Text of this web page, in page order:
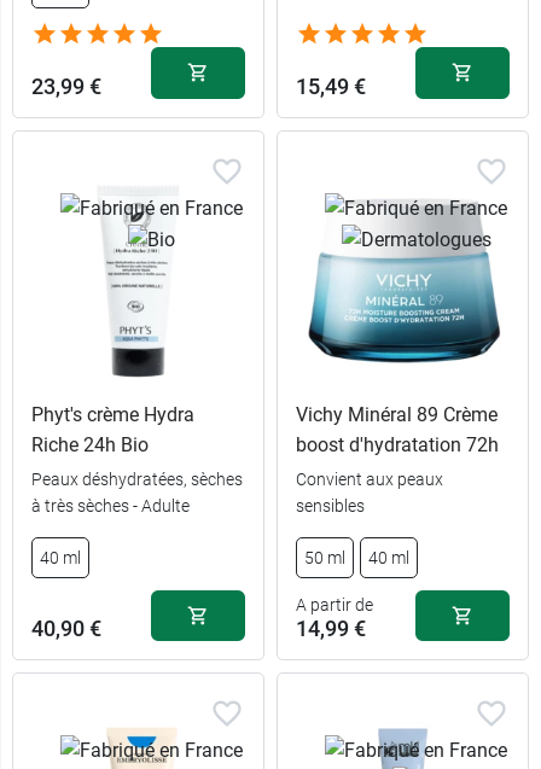
23,99 € 15,49 €
Phyt's crème Hydra
Riche 24h Bio
Peaux déshydratées, sèches
à très sèches - Adulte
40 ml
40,90 €
Vichy Minéral 89 Crème
boost d'hydratation 72h
Convient aux peaux
sensibles
50 ml 40 ml
A partir de
14,99 €